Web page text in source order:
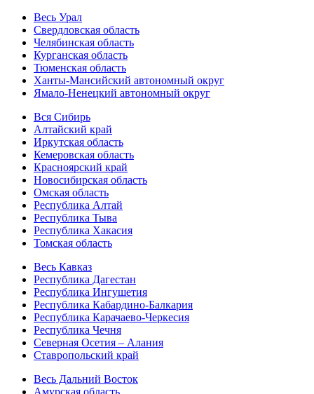
Весь Урал
Свердловская область
Челябинская область
Курганская область
Тюменская область
Ханты-Мансийский автономный округ
Ямало-Ненецкий автономный округ
Вся Сибирь
Алтайский край
Иркутская область
Кемеровская область
Красноярский край
Новосибирская область
Омская область
Республика Алтай
Республика Тыва
Республика Хакасия
Томская область
Весь Кавказ
Республика Дагестан
Республика Ингушетия
Республика Кабардино-Балкария
Республика Карачаево-Черкесия
Республика Чечня
Северная Осетия – Алания
Ставропольский край
Весь Дальний Восток
Амурская область